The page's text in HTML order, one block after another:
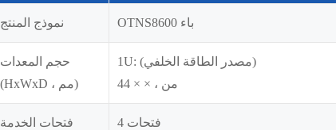
نموذج المنتج OTNS8600 باء
حجم المعدات
(HxWxD ، مم)
1U: (مصدر الطاقة الخلفي)
44 × × ، من
فتحات الخدمة 4 فتحات